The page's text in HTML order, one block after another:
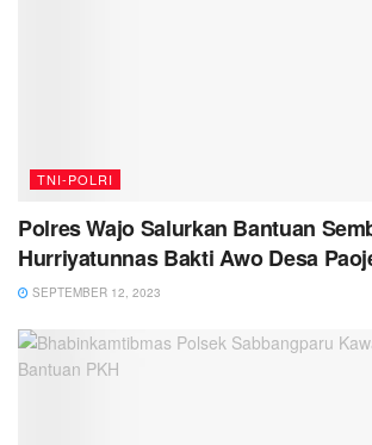
TNI-POLRI
Polres Wajo Salurkan Bantuan
Hurriyatunnas Bakti Awo Desa
SEPTEMBER 12, 2023